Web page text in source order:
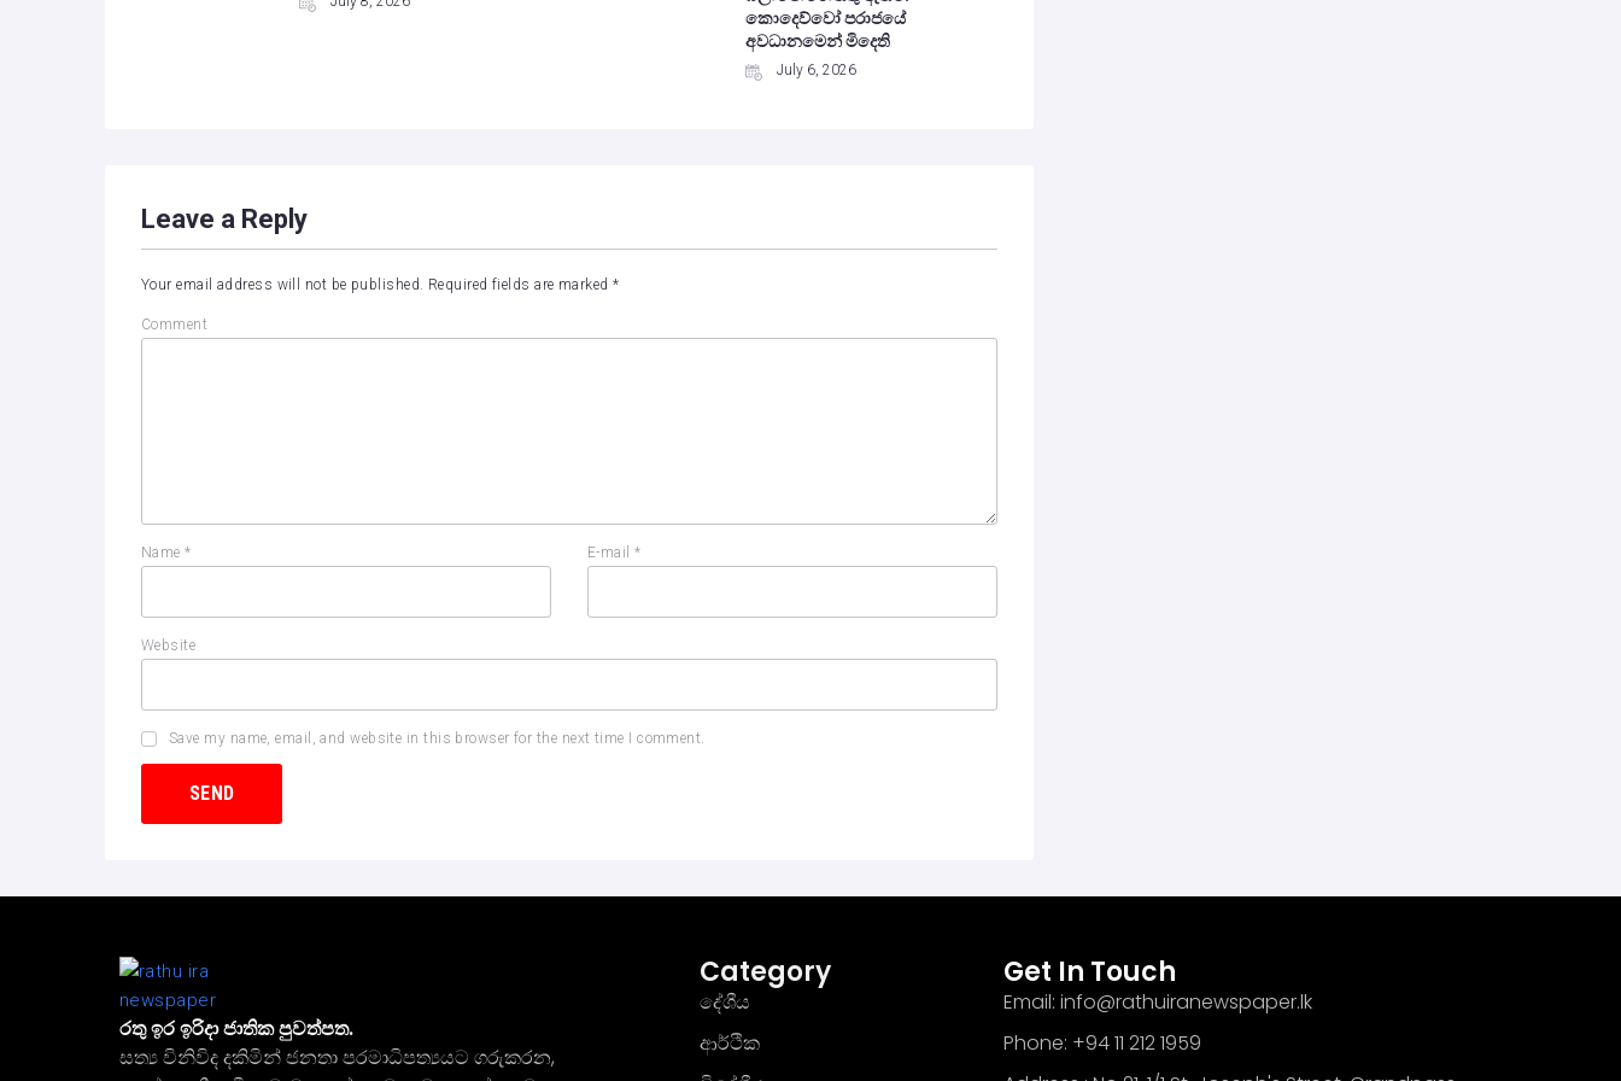
කොදෙව්වෝ පරාජයේ
අවධානමෙන් මිදෙති
July 6, 2026
Leave a Reply
Your email address will not be published. Required fields are marked*
Comment
Name* E-mail*
Website
Save my name, email, and website in this browser for the next time I comment.
රතු ඉර ඉරිදා ජාතික පුවත්පත.
සත්‍ය විනිවිද දකිමින් ජනතා පරමාධිපත්‍යයට ගරුකරන,
Get In Touch
Email: info@rathuiranewspaper.lk
Phone: +94 11 212 1959
Category
දේශීය
ආර්ථික